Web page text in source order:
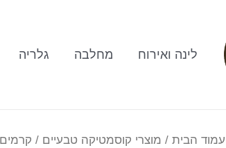
לינה ואירוח מחלבה גלריה
עמוד הבית / מוצרי קוסמטיקה טבעיים /